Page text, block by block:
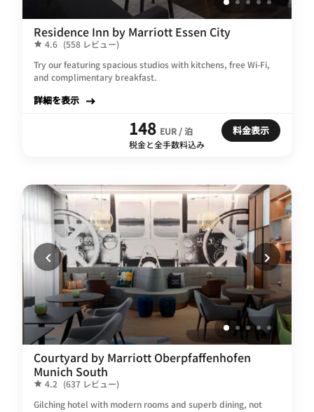
Residence Inn by Marriott Essen City
4.6 (558 レビュー)
Try our featuring spacious studios with kitchens, free Wi-Fi,
and complimentary breakfast.
詳細を表示
148 EUR / 泊
税金と全手数料込み
料金表示
Courtyard by Marriott Oberpfaffenhofen
Munich South
4.2 (637 レビュー)
Gilching hotel with modern rooms and superb dining, not